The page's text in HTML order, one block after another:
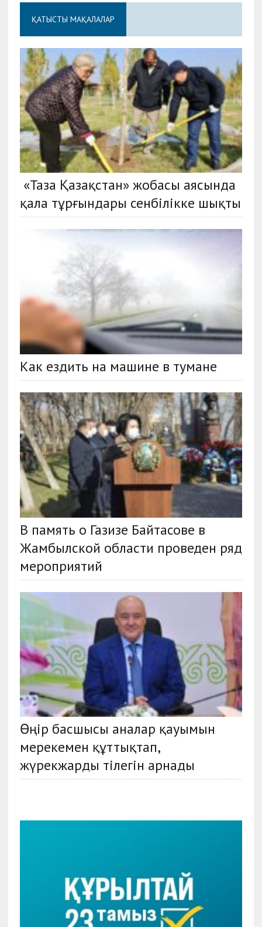
ҚАТЫСТЫ МАҚАЛАЛАР
«Таза Қазақстан» жобасы аясында
қала тұрғындары сенбілікке шықты
Как ездить на машине в тумане
В память о Газизе Байтасове в
Жамбылской области проведен ряд
мероприятий
Өңір басшысы аналар қауымын
мерекемен құттықтап,
жүрекжарды тілегін арнады